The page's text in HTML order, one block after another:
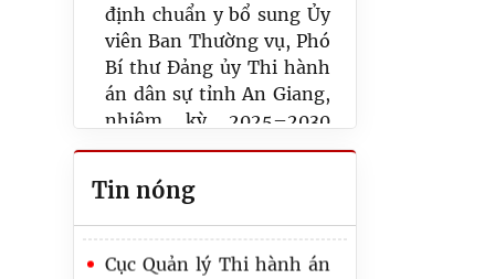
định chuẩn y bổ sung Ủy
viên Ban Thường vụ, Phó
Bí thư Đảng ủy Thi hành
án dân sự tỉnh An Giang,
nhiệm kỳ 2025–2030
gắn với sơ kết công tác
Quý I/2026
NHỮNG ĐIỂM MỚI VỀ
TIẾP CÔNG DÂN, GIẢI
Tin nóng
THI HÀNH ÁN DÂN SỰ
TỈNH AN GIANG HỌP
MẶT KỶ NIỆM 80 NĂM
NGÀY TRUYỀN THỐNG
THI HÀNH ÁN DÂN SỰ
(19/7/1946 - 19/7/2026)
Cục Quản lý Thi hành án
dân sự – Bộ Tư pháp